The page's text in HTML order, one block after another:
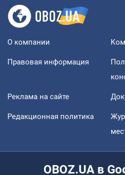
О компании
Правовая информация
Реклама на сайте
Редакционная политика
OBOZ.UA в